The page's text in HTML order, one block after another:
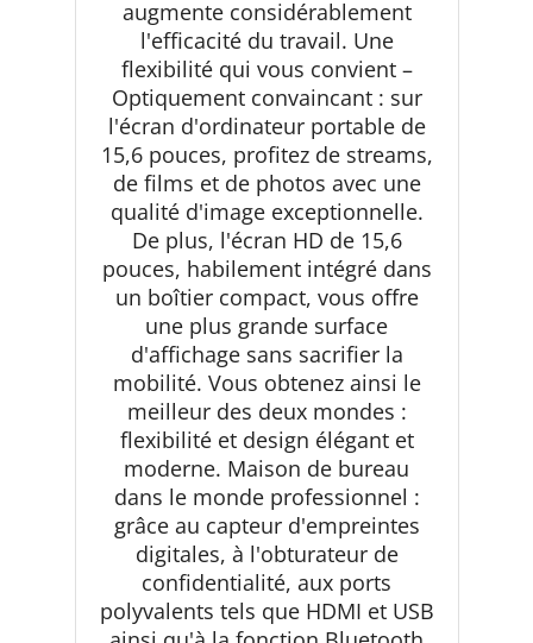
augmente considérablement
l'efficacité du travail. Une
flexibilité qui vous convient –
Optiquement convaincant : sur
l'écran d'ordinateur portable de
15,6 pouces, profitez de streams,
de films et de photos avec une
qualité d'image exceptionnelle.
De plus, l'écran HD de 15,6
pouces, habilement intégré dans
un boîtier compact, vous offre
une plus grande surface
d'affichage sans sacrifier la
mobilité. Vous obtenez ainsi le
meilleur des deux mondes :
flexibilité et design élégant et
moderne. Maison de bureau
dans le monde professionnel :
grâce au capteur d'empreintes
digitales, à l'obturateur de
confidentialité, aux ports
polyvalents tels que HDMI et USB